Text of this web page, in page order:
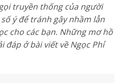
truyền thống của người
ý để tránh gây nhầm lẫn
cho các bạn. Những mơ hồ
đáp ở bài viết về Ngọc Phỉ